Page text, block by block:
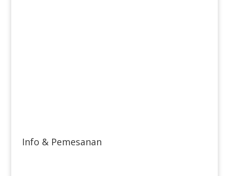
Info & Pemesanan